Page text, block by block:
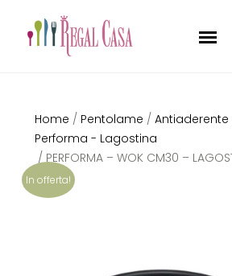
In offerta!
Home / Pentolame / Antiaderente
Performa - Lagostina
/ PERFORMA – WOK CM30 –